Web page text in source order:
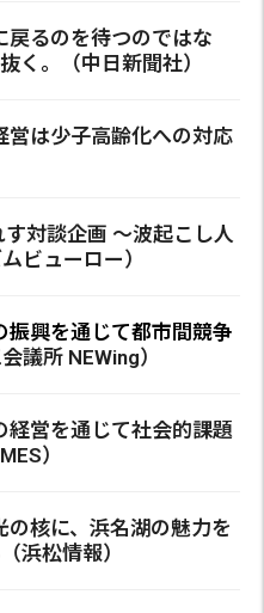
るのを待つのではな
く。（中日新聞社）
は少子高齢化への対応
対談企画 ～波起こし人
ビューロー）
振興を通じて都市間競争
議所 NEWing）
営を通じて社会的課題
）
核に、浜名湖の魅力を
浜松情報）